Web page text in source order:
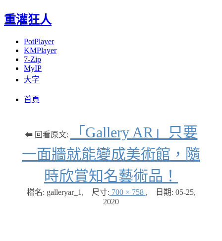
重灌狂人
PotPlayer
KMPlayer
7-Zip
MyIP
大字
首頁
⬅ 回看原文:
「Gallery AR」只要
一面牆就能變成美術館，隨
時欣賞知名藝術品！
檔名: galleryar_1 , 尺寸: 700 × 758 , 日期: 05-25,
2020